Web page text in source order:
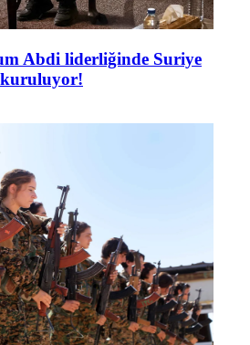
Abdi liderliğinde Suriye
kuruluyor!